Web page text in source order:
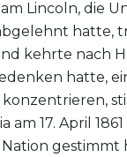
Lincoln, die
hatte,
kehrte nach
hatte,
konzentrieren,
am 17. April
gestimmt